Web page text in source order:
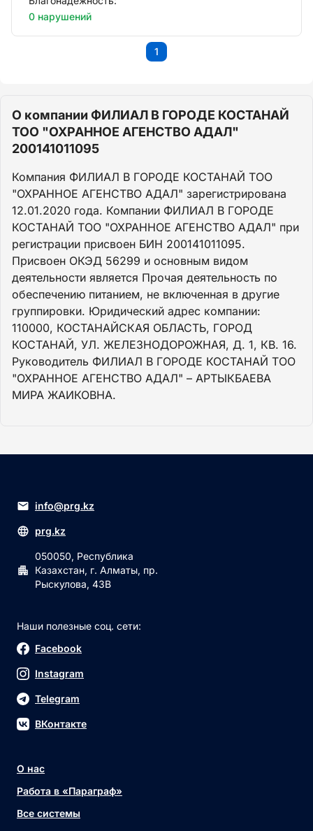
0 нарушений
1
О компании ФИЛИАЛ В ГОРОДЕ КОСТАНАЙ
ТОО "ОХРАННОЕ АГЕНСТВО АДАЛ"
200141011095
Компания ФИЛИАЛ В ГОРОДЕ КОСТАНАЙ ТОО
"ОХРАННОЕ АГЕНСТВО АДАЛ" зарегистрирована
12.01.2020 года. Компании ФИЛИАЛ В ГОРОДЕ
КОСТАНАЙ ТОО "ОХРАННОЕ АГЕНСТВО АДАЛ" при
регистрации присвоен БИН 200141011095.
Присвоен ОКЭД 56299 и основным видом
деятельности является Прочая деятельность по
обеспечению питанием, не включенная в другие
группировки. Юридический адрес компании:
110000, КОСТАНАЙСКАЯ ОБЛАСТЬ, ГОРОД
КОСТАНАЙ, УЛ. ЖЕЛЕЗНОДОРОЖНАЯ, Д. 1, КВ. 16.
Руководитель ФИЛИАЛ В ГОРОДЕ КОСТАНАЙ ТОО
"ОХРАННОЕ АГЕНСТВО АДАЛ" – АРТЫКБАЕВА
МИРА ЖАИКОВНА.
info@prg.kz
prg.kz
050050, Республика
Казахстан, г. Алматы, пр.
Рыскулова, 43В
Наши полезные соц. сети:
Facebook
Instagram
Telegram
ВКонтакте
О нас
Работа в «Параграф»
Все системы